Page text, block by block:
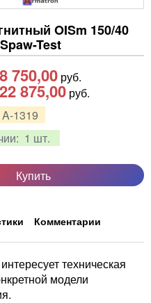
OISm 150/40
Test
A-1319
1 шт.
750,00руб.
22 875,00 руб.
Купить
Комментарии
техническая
модели